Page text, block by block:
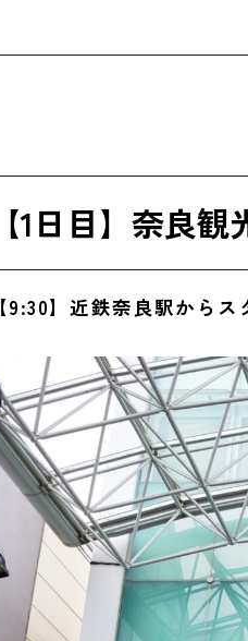
【13:15】春日大社参
【19:00】ならまちで
【2日目】奈良観光のモ
【8:30】近鉄奈良駅
【9:20】唐招提寺
【10:45】薬師寺
【13:00】法隆寺門前
【14:10】法隆寺・中
【16:20】JR奈良駅
【1日目】奈良
【9:30】近鉄奈良駅からス